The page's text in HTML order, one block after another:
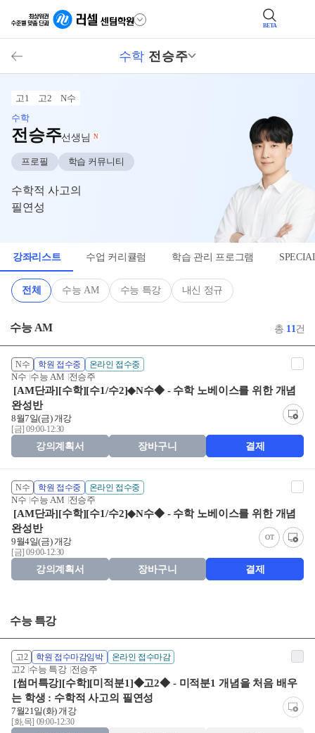
BETA
수학 전승주
고1 고2
N수
수학
전승주선생님 N
프로필 학습 커뮤니티
수학적 사고의
필연성
강좌리스트 수업 커리큘럼 학습 관리 프로그램
전체 수능 AM 수능 특강 내신 정규
수능 AM 총 11건
N수 학원 접수중 온라인 접수중
N수 수능 AM 전승주
[AM단과][수학][수1/수2]◆N수◆ - 수학 노베이스를 위한 개념
완성반
8월7일(금) 개강
[금] 09:00-12:30
강의계획서 장바구니 결제
N수 학원 접수중 온라인 접수중
N수 수능 AM 전승주
[AM단과][수학][수1/수2]◆N수◆ - 수학 노베이스를 위한 개념
완성반
OT
9월4일(금) 개강
[금] 09:00-12:30
강의계획서 장바구니 결제
수능 특강
고2 학원 접수마감임박 온라인 접수마감
고2 수능 특강 전승주
[썸머특강][수학][미적분1]◆고2◆ - 미적분1 개념을 처음 배우
는 학생 : 수학적 사고의 필연성
7월21일(화) 개강
[화,목] 09:00-12:30